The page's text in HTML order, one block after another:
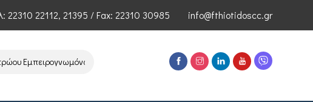
22310 22112, 21395 / Fax: 22310 30985 info@fthiotidoscc.gr
Εμπειρογνωμόνων Τεχνολογιών Αιχμής του ΕΦΕΠΑΕ Παρουσίαση Έρευνας